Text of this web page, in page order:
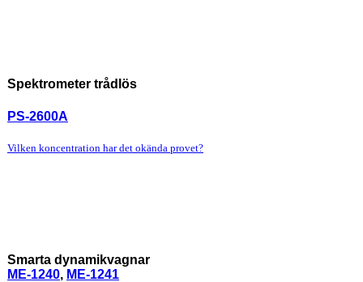
Spektrometer trådlös
PS-2600A
Vilken koncentration har det okända provet?
Smarta dynamikvagnar
ME-1240, ME-1241